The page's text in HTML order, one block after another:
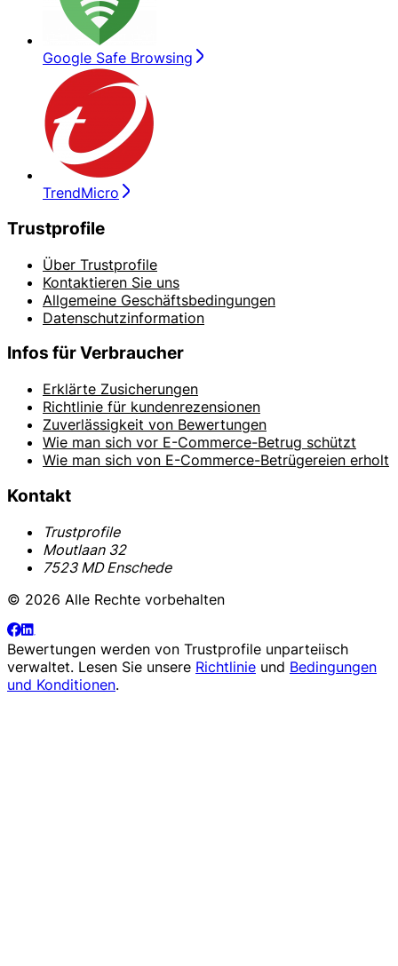
Google Safe Browsing
TrendMicro
Trustprofile
Über Trustprofile
Kontaktieren Sie uns
Allgemeine Geschäftsbedingungen
Datenschutzinformation
Infos für Verbraucher
Erklärte Zusicherungen
Richtlinie für kundenrezensionen
Zuverlässigkeit von Bewertungen
Wie man sich vor E-Commerce-Betrug schützt
Wie man sich von E-Commerce-Betrügereien erholt
Kontakt
Trustprofile
Moutlaan 32
7523 MD Enschede
© 2026 Alle Rechte vorbehalten
Bewertungen werden von Trustprofile unparteiisch
verwaltet. Lesen Sie unsere Richtlinie und Bedingungen
und Konditionen.